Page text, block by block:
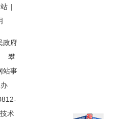
|
政府
攀
站事
术